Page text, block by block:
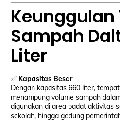
Sampah
Liter
✅ Kapasitas Besar
Dengan kapasitas 660 liter,
menampung volume sampah
digunakan di area padat aktivitas
sekolah, hingga gedung